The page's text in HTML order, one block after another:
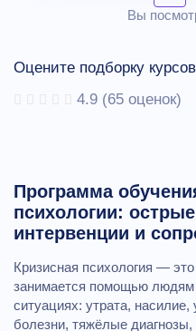
Вы
Оцените подборку курсов
4.9 (65 оценок)
Программа
психологии:
интервенции и
Кризисная психология —
занимается помощью
ситуациях: утрата,
болезни, тяжёлые